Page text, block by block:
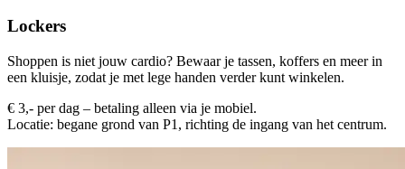
Lockers
Shoppen is niet jouw cardio? Bewaar je tassen, koffers en meer in
een kluisje, zodat je met lege handen verder kunt winkelen.
€ 3,- per dag – betaling alleen via je mobiel.
Locatie: begane grond van P1, richting de ingang van het centrum.